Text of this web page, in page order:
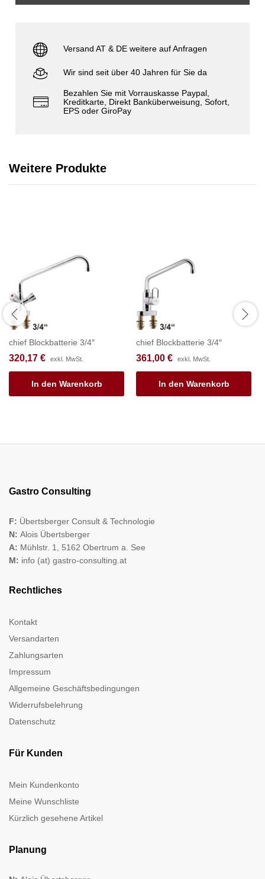
Versand AT & DE weitere auf Anfragen
Wir sind seit über 40 Jahren für Sie da
Bezahlen Sie mit Vorrauskasse Paypal,
Kreditkarte, Direkt Banküberweisung, Sofort,
EPS oder GiroPay
Weitere Produkte
chief Blockbatterie 3/4″
320,17 € exkl. MwSt.
In den Warenkorb
chief Blockbatterie 3/4″
361,00 € exkl. MwSt.
In den Warenkorb
Gastro Consulting
F: Übertsberger Consult & Technologie
N: Alois Übertsberger
A: Mühlstr. 1, 5162 Obertrum a. See
M: info (at) gastro-consulting.at
Rechtliches
Kontakt
Versandarten
Zahlungsarten
Impressum
Allgemeine Geschäftsbedingungen
Widerrufsbelehrung
Datenschutz
Für Kunden
Mein Kundenkonto
Meine Wunschliste
Kürzlich gesehene Artikel
Planung